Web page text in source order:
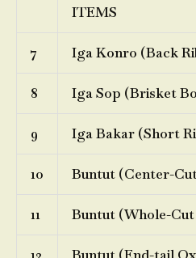
ITEMS
7 Iga Konro (Back
8 Iga Sop (Brisket
9 Iga Bakar (Short
10 Buntut (Center-
11 Buntut (Whole-